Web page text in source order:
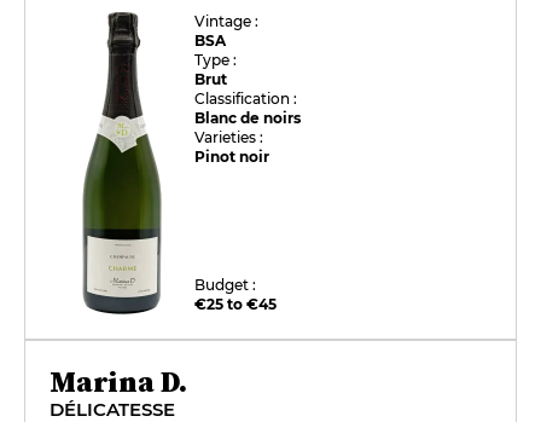
Vintage :
BSA
Type :
Brut
Classification :
Blanc de noirs
Varieties :
Pinot noir
Budget :
€25 to €45
Marina D.
DÉLICATESSE